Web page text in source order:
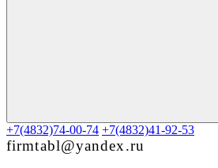
+7(4832)74-00-74 +7(4832)41-92-53
firmtabl@yandex.ru